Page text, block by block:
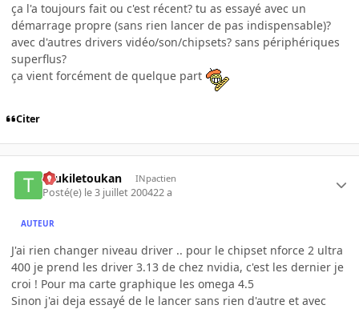
ça l'a toujours fait ou c'est récent? tu as essayé avec un
démarrage propre (sans rien lancer de pas indispensable)?
avec d'autres drivers vidéo/son/chipsets? sans périphériques
superflus?
ça vient forcément de quelque part
Citer
toukiletoukan INpactien
Posté(e) le 3 juillet 200422 a
AUTEUR
J'ai rien changer niveau driver .. pour le chipset nforce 2 ultra
400 je prend les driver 3.13 de chez nvidia, c'est les dernier je
croi ! Pour ma carte graphique les omega 4.5
Sinon j'ai deja essayé de le lancer sans rien d'autre et avec